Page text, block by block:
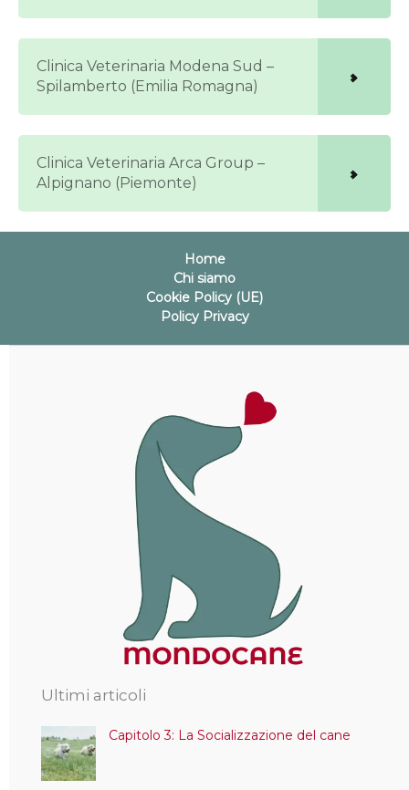
Clinica Veterinaria Modena Sud –
Spilamberto (Emilia Romagna)
Clinica Veterinaria Arca Group –
Alpignano (Piemonte)
Home
Chi siamo
Cookie Policy (UE)
Policy Privacy
Ultimi articoli
Capitolo 3: La Socializzazione del cane